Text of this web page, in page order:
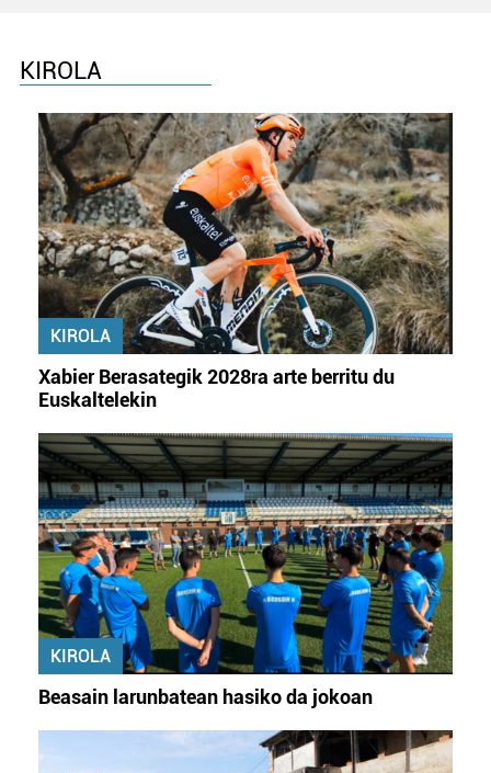
KIROLA
KIROLA
Xabier Berasategik 2028ra arte berritu du
Euskaltelekin
KIROLA
Beasain larunbatean hasiko da jokoan